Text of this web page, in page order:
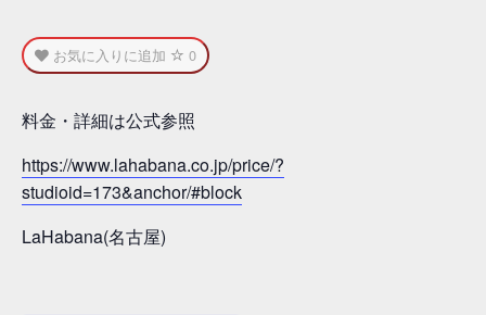
お気に入りに追加 0
料金・詳細は公式参照
https://www.lahabana.co.jp/price/?
studioid=173&anchor/#block
LaHabana(名古屋)